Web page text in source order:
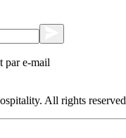
par e-mail
All rights reserved